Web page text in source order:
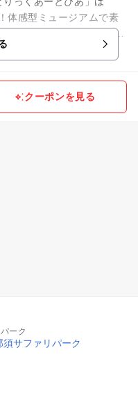
体感型ミュージアムで素
族みんなで楽しめる、不
クーポンを見る
ーク